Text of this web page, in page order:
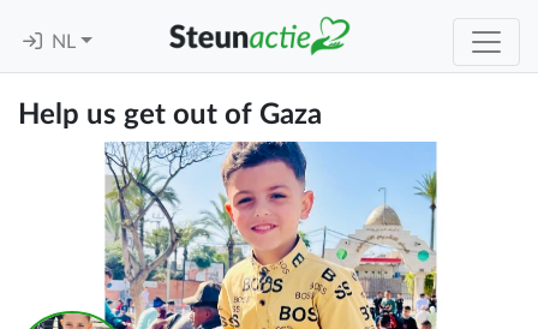
NL
Help us get out of Gaza